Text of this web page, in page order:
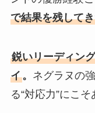
で結果を残して
鋭いリーディン
イ。 ネグラヌの
る“対応力”にこそ